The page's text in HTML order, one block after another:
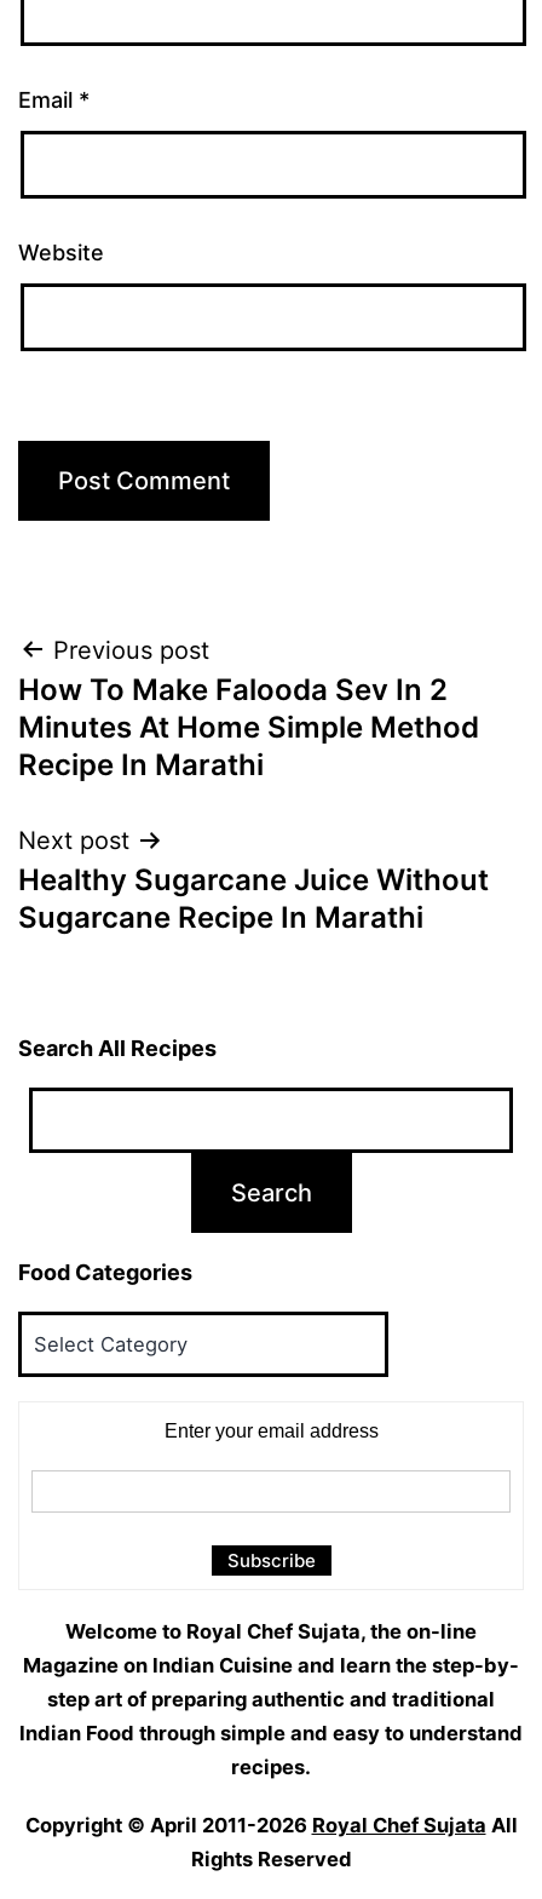
Email *
Website
Post
navigation
Previous post
How To Make Falooda Sev In 2
Minutes At Home Simple Method
Recipe In Marathi
Next post
Healthy Sugarcane Juice Without
Sugarcane Recipe In Marathi
Search All Recipes
Food Categories
Enter your email address
Welcome to Royal Chef Sujata, the on-line
Magazine on Indian Cuisine and learn the step-by-
step art of preparing authentic and traditional
Indian Food through simple and easy to understand
recipes.
Copyright © April 2011-2026 Royal Chef Sujata All
Rights Reserved